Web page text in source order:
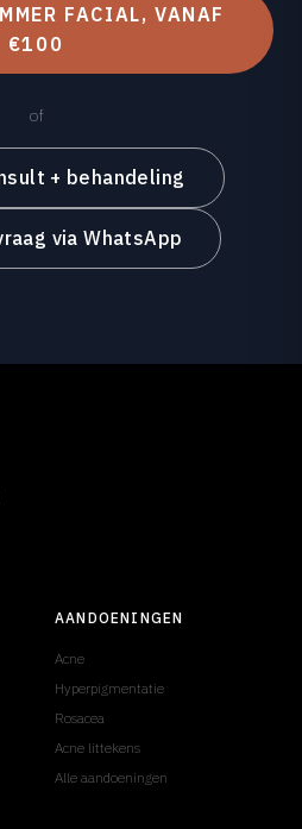
FACIAL, VANAF
€100
of
+ behandeling
via WhatsApp
AANDOENINGEN
Acne
Hyperpigmentatie
Rosacea
Acne littekens
Alle aandoeningen